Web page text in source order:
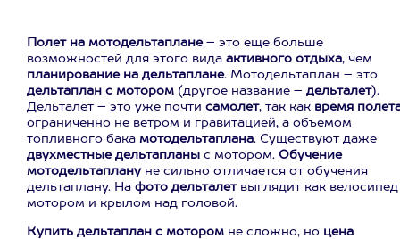
Полет на мотодельтаплане– это еще больше
возможностей для этого вида активного отдыха, чем
планирование на дельтаплане. Мотодельтаплан – это
дельтаплан с мотором (другое название – дельталет).
Дельталет – это уже почти самолет, так как время
ограниченно не ветром и гравитацией, а объемом
топливного бака мотодельтаплана. Существуют даже
двухместные дельтапланы с мотором. Обучение
мотодельтаплануне сильно отличается от обучения
дельтаплану. На фото дельталетвыглядит как велосипед
мотором и крылом над головой.
Купить дельтаплан с мотором не сложно, но цена